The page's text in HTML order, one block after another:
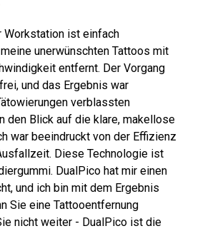
Workstation ist einfach
unerwünschten Tattoos mit
entfernt. Der Vorgang
und das Ergebnis war
verblassten
den Blick auf die klare, makellose
war beeindruckt von der Effizienz
Diese Technologie ist
DualPico hat mir einen
und ich bin mit dem Ergebnis
Sie eine Tattooentfernung
nicht weiter - DualPico ist die